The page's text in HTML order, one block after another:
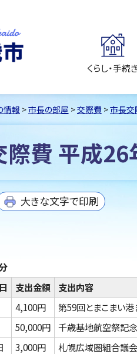
くらし・手続き
情報 >市長の部屋 >交際費 >市長交
際費 平成
大きな文字で印刷
支出金額
支出内容
4,100円
第59回とまこまい港
50,000円 千歳基地航空祭記
3,000円
札幌広域圏組合議